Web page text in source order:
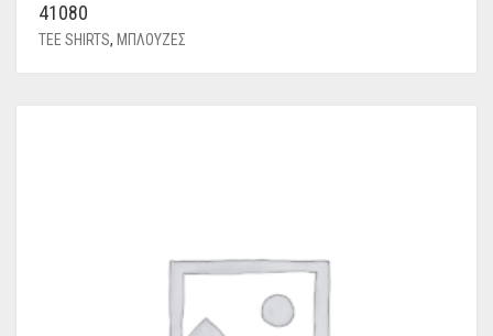
41080
TEE SHIRTS, ΜΠΛΟΥΖΕΣ